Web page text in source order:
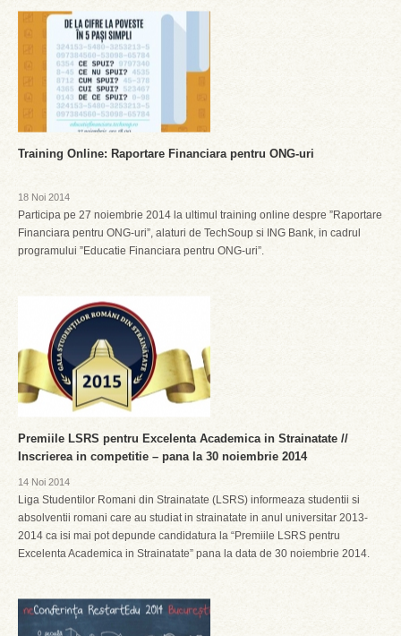
Training Online: Raportare Financiara pentru ONG-uri
18 Noi 2014
Participa pe 27 noiembrie 2014 la ultimul training online despre ”Raportare
Financiara pentru ONG-uri”, alaturi de TechSoup si ING Bank, in cadrul
programului ”Educatie Financiara pentru ONG-uri”.
Premiile LSRS pentru Excelenta Academica in Strainatate //
Inscrierea in competitie – pana la 30 noiembrie 2014
14 Noi 2014
Liga Studentilor Romani din Strainatate (LSRS) informeaza studentii si
absolventii romani care au studiat in strainatate in anul universitar 2013-
2014 ca isi mai pot depunde candidatura la “Premiile LSRS pentru
Excelenta Academica in Strainatate” pana la data de 30 noiembrie 2014.